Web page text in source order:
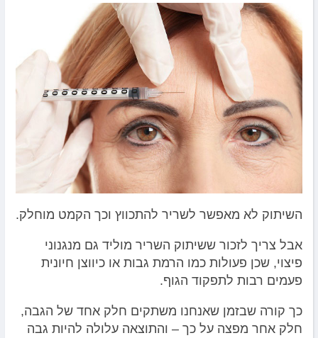
השיתוק לא מאפשר לשריר להתכווץ וכך הקמט מוחלק.
אבל צריך לזכור ששיתוק השריר מוליד גם מנגנוני
פיצוי, שכן פעולות כמו הרמת גבות או כיווצן חיונית
פעמים רבות לתפקוד הגוף.
כך קורה שבזמן שאנחנו משתקים חלק אחד של הגבה,
חלק אחר מפצה על כך – והתוצאה עלולה להיות גבה